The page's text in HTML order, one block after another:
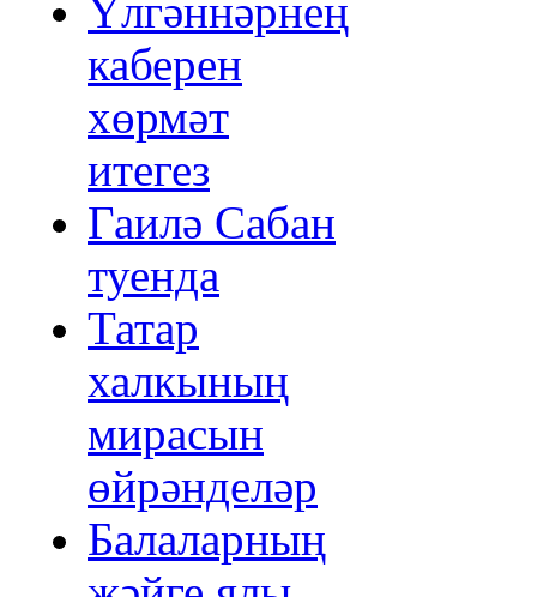
Үлгәннәрнең
каберен
хөрмәт
итегез
Гаилә Сабан
туенда
Татар
халкының
мирасын
өйрәнделәр
Балаларның